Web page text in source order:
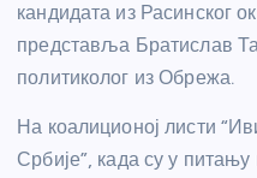
кандидата из Расинског
представља Братислав
политиколог из Обрежа.
На коалиционој листи
Србије”, када су у